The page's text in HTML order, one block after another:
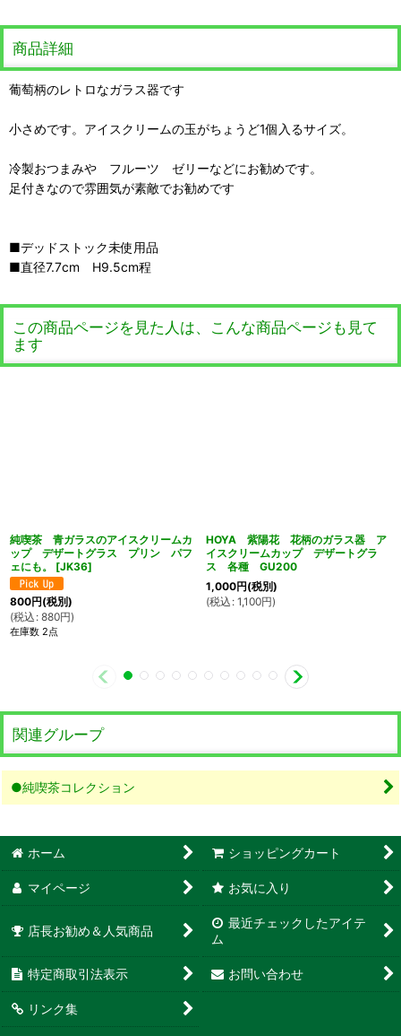
商品詳細
葡萄柄のレトロなガラス器です
小さめです。アイスクリームの玉がちょうど1個入るサイズ。
冷製おつまみや フルーツ ゼリーなどにお勧めです。
足付きなので雰囲気が素敵でお勧めです
■デッドストック未使用品
■直径7.7cm H9.5cm程
この商品ページを見た人は、こんな商品ページも見て
ます
純喫茶 青ガラスのアイスクリームカ
ップ デザートグラス プリン パフ
ェにも。
[JK36]
800円(税別)
(税込 : 880円)
在庫数 2点
HOYA 紫陽花 花柄のガラス器 ア
イスクリームカップ デザートグラ
ス 各種 GU200
1,000円(税別)
(税込 : 1,100円)
関連グループ
●純喫茶コレクション
ホーム ショッピングカート
マイページ お気に入り
店長お勧め＆人気商品
最近チェックしたアイテ
ム
特定商取引法表示 お問い合わせ
リンク集